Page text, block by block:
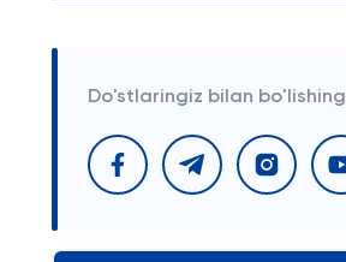
Do'stlaringiz bilan bo'lishing